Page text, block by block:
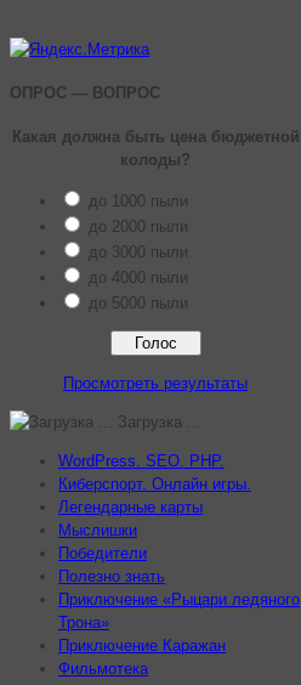
ОПРОС — ВОПРОС
Какая должна быть цена бюджетной
колоды?
до 1000 пыли
до 2000 пыли
до 3000 пыли
до 4000 пыли
до 5000 пыли
Просмотреть результаты
Загрузка ...
WordPress. SEO. PHP.
Киберспорт. Онлайн игры.
Легендарные карты
Мыслишки
Победители
Полезно знать
Приключение «Рыцари ледяного
Трона»
Приключение Каражан
Фильмотека